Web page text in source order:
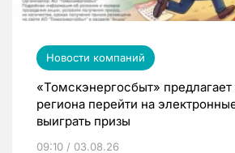
Новости компаний
«Томскэнергосбыт»
региона перейти на
выиграть призы
09:10 / 03.08.26